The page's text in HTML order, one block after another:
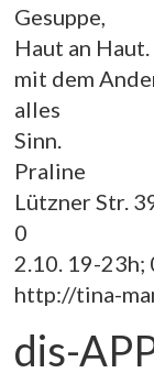
Gesuppe,
Haut an
mit dem
alles
Sinn.
Praline
Lützner Str.
0
2.10. 19-23h;
http://tina-
dis-